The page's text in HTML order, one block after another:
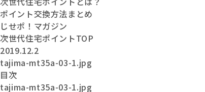
ポイント交換方法まとめ
じせポ！ マガジン
次世代住宅ポイントTOP
2019.12.2
tajima-mt35a-03-1.jpg
目次
tajima-mt35a-03-1.jpg